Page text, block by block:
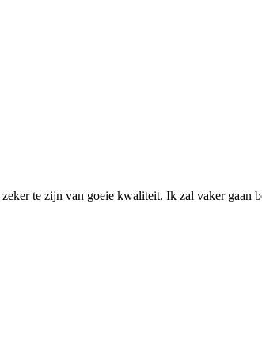
te zijn van goeie kwaliteit. Ik zal vaker gaan